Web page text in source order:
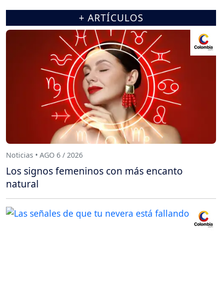
+ ARTÍCULOS
Noticias • AGO 6 / 2026
Los signos femeninos con más encanto
natural